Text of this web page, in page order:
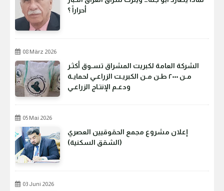
أحراراً ؟
08 März 2026
الشركة العامة لكبريت المشراق تسـوق أكثـر
مـن ٢٠٠٠ طـن مـن الكبريـت الزراعـي لحمايـة
ودعـم الإنتـاج الزراعـي
05 Mai 2026
إعلان مشروع مجمع الحقوقيين العصري
(الشقق السكنية)
03 Juni 2026